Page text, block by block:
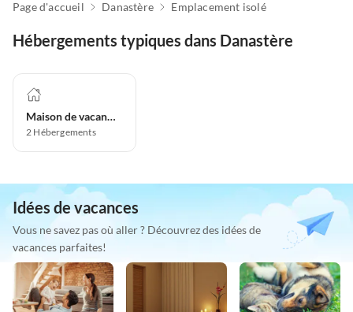
Page d'accueil Danastère Emplacement isolé
Hébergements typiques dans Danastère
Maison de vacances
2 Hébergements
Idées de vacances
Vous ne savez pas où aller ? Découvrez des idées de
vacances parfaites!